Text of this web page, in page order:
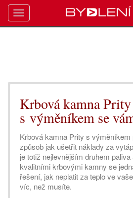
Krbová kamna Prity
s výměníkem se
Krbová kamna Prity s
způsob jak ušetřit náklady za
je totiž nejlevnějším druhem
kvalitními krbovými kamny se
řešení, jak neplatit za teplo ve
víc, než musíte.
Toggle
navigation